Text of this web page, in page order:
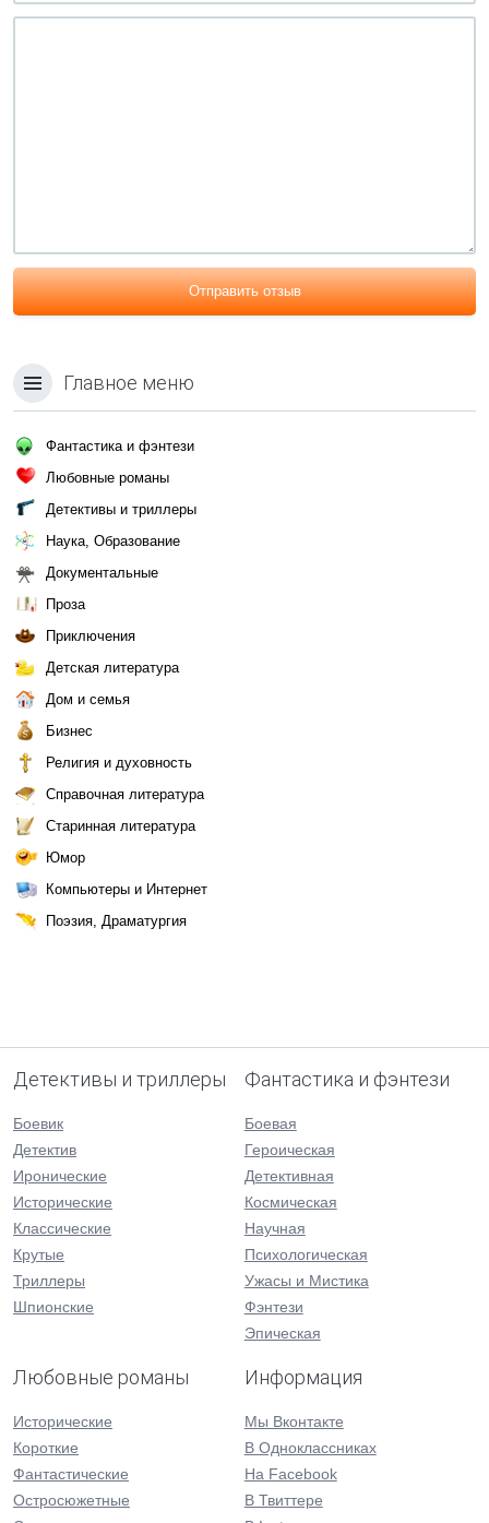
Отправить отзыв
Главное меню
Фантастика и фэнтези
Любовные романы
Детективы и триллеры
Наука, Образование
Документальные
Проза
Приключения
Детская литература
Дом и семья
Бизнес
Религия и духовность
Справочная литература
Старинная литература
Юмор
Компьютеры и Интернет
Поэзия, Драматургия
Детективы и триллеры
Боевик
Детектив
Иронические
Исторические
Классические
Крутые
Триллеры
Шпионские
Фантастика и фэнтези
Боевая
Героическая
Детективная
Космическая
Научная
Психологическая
Ужасы и Мистика
Фэнтези
Эпическая
Любовные романы
Исторические
Короткие
Фантастические
Остросюжетные
Информация
Мы Вконтакте
В Одноклассниках
На Facebook
В Твиттере